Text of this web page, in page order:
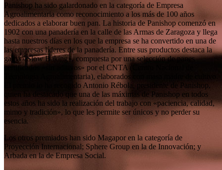
Panishop ha sido galardonado en la categoría de Empresa
Agroalimentaria como reconocimiento a los más de 100 años
dedicados a elaborar buen pan. La historia de Panishop comenzó en
1902 con una panadería en la calle de las Armas de Zaragoza y llega
hasta nuestros días en los que la empresa se ha convertido en una de
las empresas líderes de la panadería. Entre sus productos destaca la
gama «Slow Baking», compuesta por una selección de panes
certificados «sin aditivos» por el CNTA (Centro Nacional de
Tecnología Agroalimentaria), elaborados con masa madre de cultivo.
El premio lo ha recogido Antonio Rébola, presidente de Panishop,
quien ha destacado que una de las máximas de Panishop en todos
estos años ha sido la realización del trabajo con «paciencia, calidad,
mimo y tradición», lo que les permite ser únicos y no perder su
esencia.
Los otros premiados han sido Magapor en la categoría de
Proyección Internacional; Sphere Group en la de Innovación; y
Arbada en la de Empresa Social.